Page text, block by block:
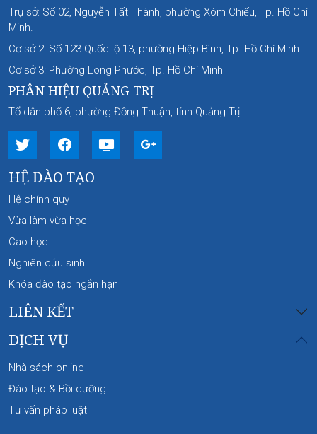
Trụ sở: Số 02, Nguyễn Tất Thành, phường Xóm Chiếu, Tp. Hồ Chí
Minh.
Cơ sở 2: Số 123 Quốc lộ 13, phường Hiệp Bình, Tp. Hồ Chí Minh.
Cơ sở 3: Phường Long Phước, Tp. Hồ Chí Minh
PHÂN HIỆU QUẢNG TRỊ
Tổ dân phố 6, phường Đồng Thuận, tỉnh Quảng Trị.
HỆ ĐÀO TẠO
Hệ chính quy
Vừa làm vừa học
Cao học
Nghiên cứu sinh
Khóa đào tạo ngắn hạn
LIÊN KẾT
DỊCH VỤ
Nhà sách online
Đào tạo & Bồi dưỡng
Tư vấn pháp luật